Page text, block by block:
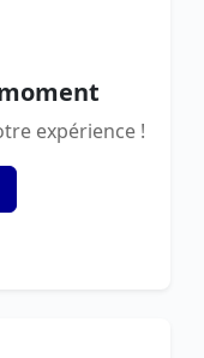
expérience !